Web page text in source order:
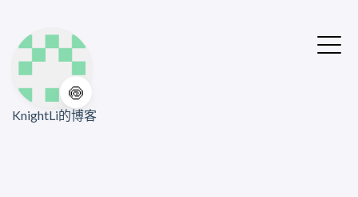
🍥
KnightLi的博客